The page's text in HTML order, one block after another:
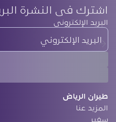
‏البريد الإلكتروني
طيران الرياض
المزيد عنا
سفير